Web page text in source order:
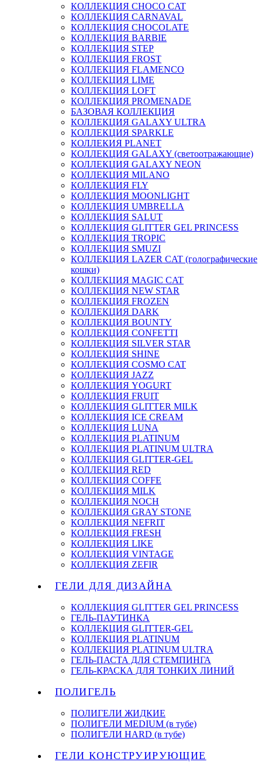
КОЛЛЕКЦИЯ CHOCO CAT
КОЛЛЕКЦИЯ CARNAVAL
КОЛЛЕКЦИЯ CHOCOLATE
КОЛЛЕКЦИЯ BARBIE
КОЛЛЕКЦИЯ STEP
КОЛЛЕКЦИЯ FROST
КОЛЛЕКЦИЯ FLAMENCO
КОЛЛЕКЦИЯ LIME
КОЛЛЕКЦИЯ LOFT
КОЛЛЕКЦИЯ PROMENADE
БАЗОВАЯ КОЛЛЕКЦИЯ
КОЛЛЕКЦИЯ GALAXY ULTRA
КОЛЛЕКЦИЯ SPARKLE
КОЛЛЕКИЯ PLANET
КОЛЛЕКЦИЯ GALAXY (светоотражающие)
КОЛЛЕКЦИЯ GALAXY NEON
КОЛЛЕКЦИЯ MILANO
КОЛЛЕКЦИЯ FLY
КОЛЛЕКЦИЯ MOONLIGHT
КОЛЛЕКЦИЯ UMBRELLA
КОЛЛЕКЦИЯ SALUT
КОЛЛЕКЦИЯ GLITTER GEL PRINCESS
КОЛЛЕКЦИЯ TROPIC
КОЛЛЕКЦИЯ SMUZI
КОЛЛЕКЦИЯ LAZER CAT (голографические
кошки)
КОЛЛЕКЦИЯ MAGIC CAT
КОЛЛЕКЦИЯ NEW STAR
КОЛЛЕКЦИЯ FROZEN
КОЛЛЕКЦИЯ DARK
КОЛЛЕКЦИЯ BOUNTY
КОЛЛЕКЦИЯ CONFETTI
КОЛЛЕКЦИЯ SILVER STAR
КОЛЛЕКЦИЯ SHINE
КОЛЛЕКЦИЯ COSMO CAT
КОЛЛЕКЦИЯ JAZZ
КОЛЛЕКЦИЯ YOGURT
КОЛЛЕКЦИЯ FRUIT
КОЛЛЕКЦИЯ GLITTER MILK
КОЛЛЕКЦИЯ ICE CREAM
КОЛЛЕКЦИЯ LUNA
КОЛЛЕКЦИЯ PLATINUM
КОЛЛЕКЦИЯ PLATINUM ULTRA
КОЛЛЕКЦИЯ GLITTER-GEL
КОЛЛЕКЦИЯ RED
КОЛЛЕКЦИЯ COFFE
КОЛЛЕКЦИЯ MILK
КОЛЛЕКЦИЯ NOCH
КОЛЛЕКЦИЯ GRAY STONE
КОЛЛЕКЦИЯ NEFRIT
КОЛЛЕКЦИЯ FRESH
КОЛЛЕКЦИЯ LIKE
КОЛЛЕКЦИЯ VINTAGE
КОЛЛЕКЦИЯ ZEFIR
ГЕЛИ ДЛЯ ДИЗАЙНА
КОЛЛЕКЦИЯ GLITTER GEL PRINCESS
ГЕЛЬ-ПАУТИНКА
КОЛЛЕКЦИЯ GLITTER-GEL
КОЛЛЕКЦИЯ PLATINUM
КОЛЛЕКЦИЯ PLATINUM ULTRA
ГЕЛЬ-ПАСТА ДЛЯ СТЕМПИНГА
ГЕЛЬ-КРАСКА ДЛЯ ТОНКИХ ЛИНИЙ
ПОЛИГЕЛЬ
ПОЛИГЕЛИ ЖИДКИЕ
ПОЛИГЕЛИ MEDIUM (в тубе)
ПОЛИГЕЛИ HARD (в тубе)
ГЕЛИ КОНСТРУИРУЮЩИЕ